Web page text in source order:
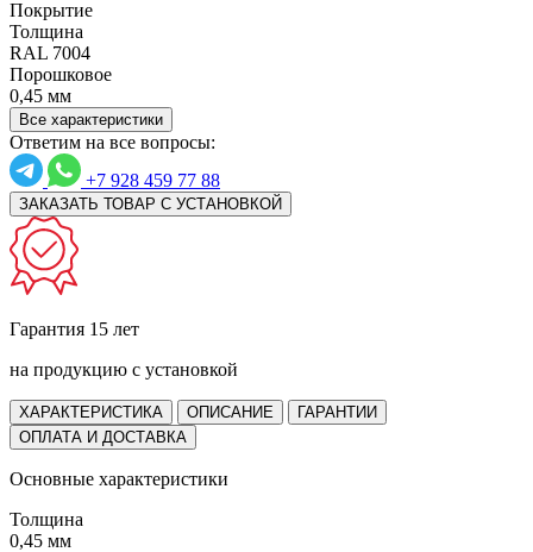
Покрытие
Толщина
RAL 7004
Порошковое
0,45 мм
Все характеристики
Ответим на все вопросы:
+7 928 459 77 88
ЗАКАЗАТЬ ТОВАР С УСТАНОВКОЙ
Гарантия 15 лет
на продукцию с установкой
ХАРАКТЕРИСТИКА ОПИСАНИЕ
ГАРАНТИИ
ОПЛАТА И ДОСТАВКА
Основные характеристики
Толщина
0,45 мм